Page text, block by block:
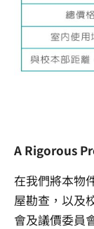
A Rigorous
在我們將本物
屋勘查，以及
會及議價委員